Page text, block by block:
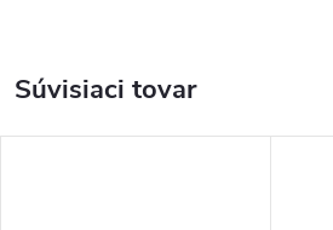
Súvisiaci tovar